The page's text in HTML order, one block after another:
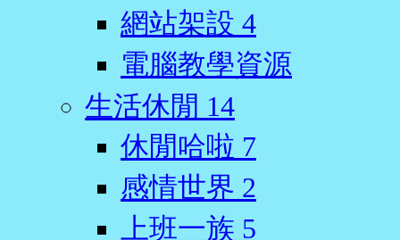
網站架設 4
電腦教學資源
生活休閒 14
休閒哈啦 7
感情世界 2
上班一族 5